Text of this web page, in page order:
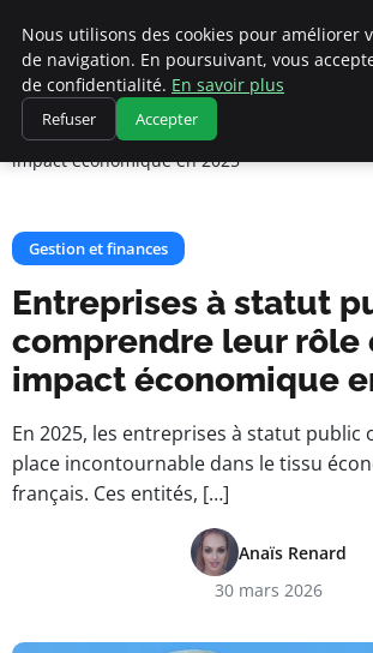
Cannes 1939
Accueil
Gestion et finances
Entreprises à statut public : comprendre
impact économique en 2025
Gestion et finances
Entreprises à statut
comprendre leur rôle
impact économique
En 2025, les entreprises à statut public
place incontournable dans le tissu
français. Ces entités, […]
Anaïs Renard
30 mars 2026
Nous utilisons des cookies pour améliorer
de navigation. En poursuivant, vous
de confidentialité. En savoir plus
Refuser Accepter